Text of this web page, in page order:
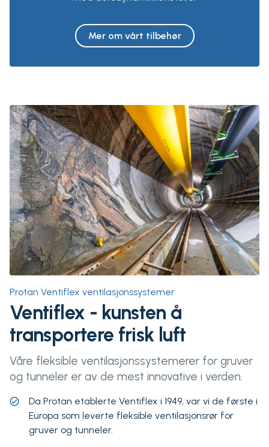
Mer om vårt tilbehør
Protan Ventiflex ventilasjonssystemer
Ventiflex - kunsten å
transportere frisk luft
Våre fleksible ventilasjonssystemerer for gruver
og tunneler er av de mest innovative i verden.
Da Protan etablerte Ventiflex i 1949, var vi de første i
Europa som leverte fleksible ventilasjonsrør for
gruver og tunneler.